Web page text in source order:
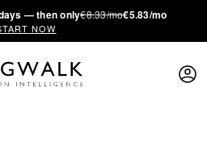
— then only€8.33/mo€5.83/mo
NOW